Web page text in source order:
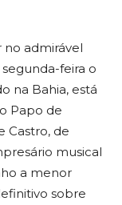
no admirável
feira o
na Bahia, está
Papo de
Castro, de
musical
a menor
sobre